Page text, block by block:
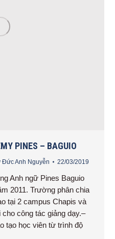
PINES – BAGUIO
Đức Anh Nguyễn 22/03/2019
Anh ngữ Pines Baguio
2011. Trường phân chia
tại 2 campus Chapis và
công tác giảng dạy.–
tạo học viên từ trình độ